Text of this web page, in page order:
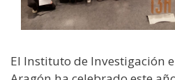
El Instituto de Investigación